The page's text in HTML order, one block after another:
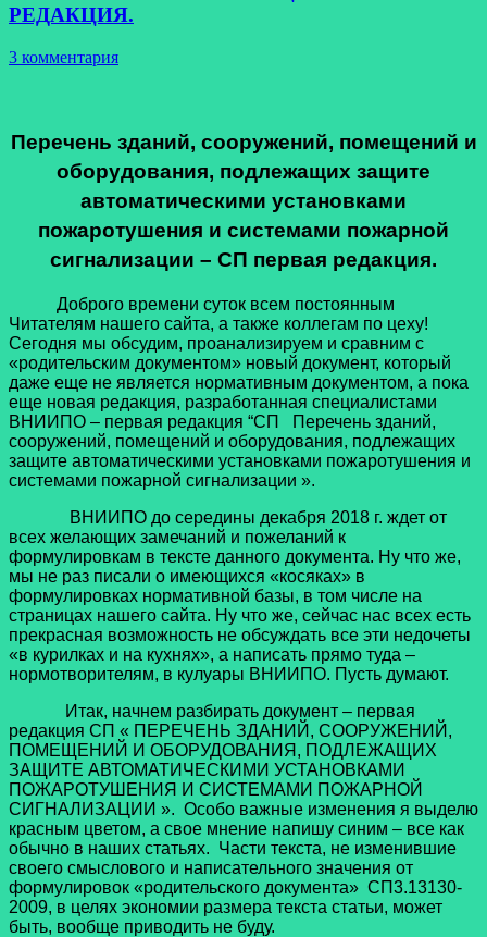
РЕДАКЦИЯ.
3 комментария
Перечень зданий, сооружений, помещений и
оборудования, подлежащих защите
автоматическими установками
пожаротушения и системами пожарной
сигнализации – СП первая редакция.
Доброго времени суток всем постоянным
Читателям нашего сайта, а также коллегам по цеху!
Сегодня мы обсудим, проанализируем и сравним с
«родительским документом» новый документ, который
даже еще не является нормативным документом, а пока
еще новая редакция, разработанная специалистами
ВНИИПО – первая редакция “СП Перечень зданий,
сооружений, помещений и оборудования, подлежащих
защите автоматическими установками пожаротушения и
системами пожарной сигнализации ».
ВНИИПО до середины декабря 2018 г. ждет от
всех желающих замечаний и пожеланий к
формулировкам в тексте данного документа. Ну что же,
мы не раз писали о имеющихся «косяках» в
формулировках нормативной базы, в том числе на
страницах нашего сайта. Ну что же, сейчас нас всех есть
прекрасная возможность не обсуждать все эти недочеты
«в курилках и на кухнях», а написать прямо туда –
нормотворителям, в кулуары ВНИИПО. Пусть думают.
Итак, начнем разбирать документ – первая
редакция СП « ПЕРЕЧЕНЬ ЗДАНИЙ, СООРУЖЕНИЙ,
ПОМЕЩЕНИЙ И ОБОРУДОВАНИЯ, ПОДЛЕЖАЩИХ
ЗАЩИТЕ АВТОМАТИЧЕСКИМИ УСТАНОВКАМИ
ПОЖАРОТУШЕНИЯ И СИСТЕМАМИ ПОЖАРНОЙ
СИГНАЛИЗАЦИИ ». Особо важные изменения я выделю
красным цветом, а свое мнение напишу синим – все как
обычно в наших статьях. Части текста, не изменившие
своего смыслового и написательного значения от
формулировок «родительского документа» СП3.13130-
2009, в целях экономии размера текста статьи, может
быть, вообще приводить не буду.